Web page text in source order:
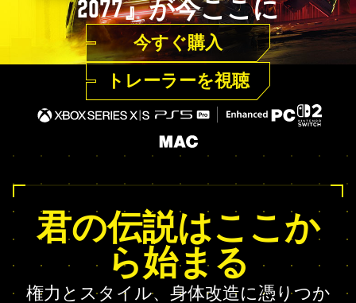
2077』が今ここに
今すぐ購入
トレーラーを視聴
君の伝説はここか
ら始まる
権力とスタイル、身体改造に憑りつか